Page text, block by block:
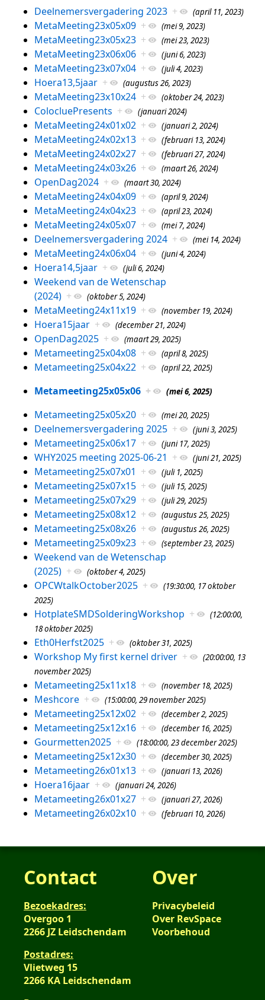
Deelnemersvergadering 2023 + (april 11, 2023)
MetaMeeting23x05x09 + (mei 9, 2023)
MetaMeeting23x05x23 + (mei 23, 2023)
MetaMeeting23x06x06 + (juni 6, 2023)
MetaMeeting23x07x04 + (juli 4, 2023)
Hoera13,5jaar + (augustus 26, 2023)
MetaMeeting23x10x24 + (oktober 24, 2023)
ColocluePresents + (januari 2024)
MetaMeeting24x01x02 + (januari 2, 2024)
MetaMeeting24x02x13 + (februari 13, 2024)
MetaMeeting24x02x27 + (februari 27, 2024)
MetaMeeting24x03x26 + (maart 26, 2024)
OpenDag2024 + (maart 30, 2024)
MetaMeeting24x04x09 + (april 9, 2024)
MetaMeeting24x04x23 + (april 23, 2024)
MetaMeeting24x05x07 + (mei 7, 2024)
Deelnemersvergadering 2024 + (mei 14, 2024)
MetaMeeting24x06x04 + (juni 4, 2024)
Hoera14,5jaar + (juli 6, 2024)
Weekend van de Wetenschap
(2024) + (oktober 5, 2024)
MetaMeeting24x11x19 + (november 19, 2024)
Hoera15jaar + (december 21, 2024)
OpenDag2025 + (maart 29, 2025)
Metameeting25x04x08 + (april 8, 2025)
Metameeting25x04x22 + (april 22, 2025)
Metameeting25x05x06 + (mei 6, 2025)
Metameeting25x05x20 + (mei 20, 2025)
Deelnemersvergadering 2025 + (juni 3, 2025)
Metameeting25x06x17 + (juni 17, 2025)
WHY2025 meeting 2025-06-21 + (juni 21, 2025)
Metameeting25x07x01 + (juli 1, 2025)
Metameeting25x07x15 + (juli 15, 2025)
Metameeting25x07x29 + (juli 29, 2025)
Metameeting25x08x12 + (augustus 25, 2025)
Metameeting25x08x26 + (augustus 26, 2025)
Metameeting25x09x23 + (september 23, 2025)
Weekend van de Wetenschap
(2025) + (oktober 4, 2025)
OPCWtalkOctober2025 +
(19:30:00, 17 oktober
2025)
HotplateSMDSolderingWorkshop +
(12:00:00,
18 oktober 2025)
Eth0Herfst2025 + (oktober 31, 2025)
Workshop My first kernel driver +
(20:00:00, 13
november 2025)
Metameeting25x11x18 + (november 18, 2025)
Meshcore + (15:00:00, 29 november 2025)
Metameeting25x12x02 + (december 2, 2025)
Metameeting25x12x16 + (december 16, 2025)
Gourmetten2025 + (18:00:00, 23 december 2025)
Metameeting25x12x30 + (december 30, 2025)
Metameeting26x01x13 + (januari 13, 2026)
Hoera16jaar + (januari 24, 2026)
Metameeting26x01x27 + (januari 27, 2026)
Metameeting26x02x10 + (februari 10, 2026)
Contact
Bezoekadres:
Overgoo 1
2266 JZ Leidschendam
Postadres:
Vlietweg 15
2266 KA Leidschendam
Over
Privacybeleid
Over RevSpace
Voorbehoud